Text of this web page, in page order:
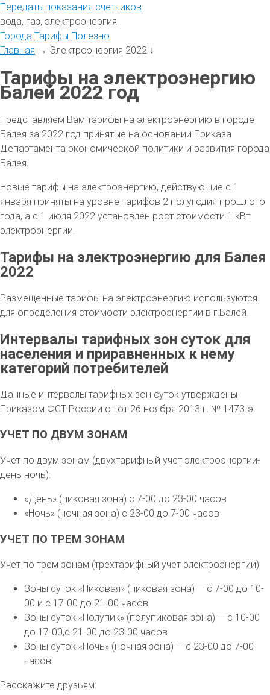
Передать показания счетчиков
вода, газ, электроэнергия
Города Тарифы Полезно
Главная → Электроэнергия 2022 ↓
Тарифы на электроэнергию
Балей 2022 год
Представляем Вам тарифы на электроэнергию в городе
Балея за 2022 год принятые на основании Приказа
Департамента экономической политики и развития города
Балея.
Новые тарифы на электроэнергию, действующие с 1
января приняты на уровне тарифов 2 полугодия прошлого
года, а с 1 июля 2022 установлен рост стоимости 1 кВт
электроэнергии.
Тарифы на электроэнергию для Балея
2022
Размещенные тарифы на электроэнергию используются
для определения стоимости электроэнергии в г.Балей.
Интервалы тарифных зон суток для
населения и приравненных к нему
категорий потребителей
Данные интервалы тарифных зон суток утверждены
Приказом ФСТ России от от 26 ноября 2013 г. № 1473-э
УЧЕТ ПО ДВУМ ЗОНАМ
Учет по двум зонам (двухтарифный учет электроэнергии-
день ночь):
«День» (пиковая зона) с 7-00 до 23-00 часов
«Ночь» (ночная зона) с 23-00 до 7-00 часов
УЧЕТ ПО ТРЕМ ЗОНАМ
Учет по трем зонам (трехтарифный учет электроэнергии):
Зоны суток «Пиковая» (пиковая зона) — с 7-00 до 10-
00 и с 17-00 до 21-00 часов
Зоны суток «Полупик» (полупиковая зона) — с 10-00
до 17-00,с 21-00 до 23-00 часов
Зоны суток «Ночь» (ночная зона) — с 23-00 до 7-00
часов
Расскажите друзьям: